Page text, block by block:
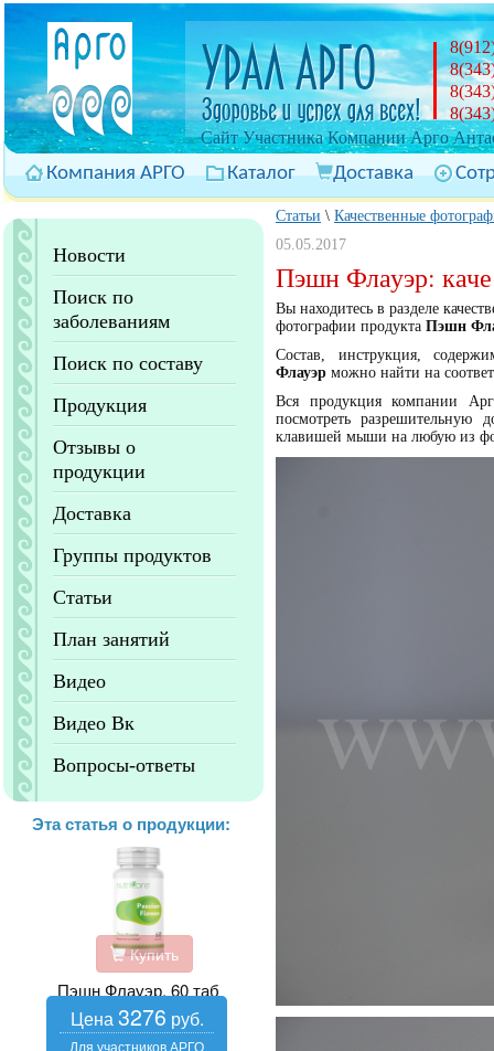
Cайт Участника Компании Арго
Компания АРГО Каталог Доставка
Новости
Поиск по
заболеваниям
Поиск по составу
Продукция
Отзывы о
продукции
Доставка
Группы продуктов
Статьи
План занятий
Видео
Видео Вк
Вопросы-ответы
Эта статья о продукции:
Купить
Пэшн Флауэр, 60 таб
3276
Статьи \ Качественные
05.05.2017
Пэшн Флауэр:
Вы находитесь в разделе
фотографии продукта Пэшн
Состав, инструкция,
Флауэр можно найти на
Вся продукция компании
посмотреть
клавишей мыши на любую из